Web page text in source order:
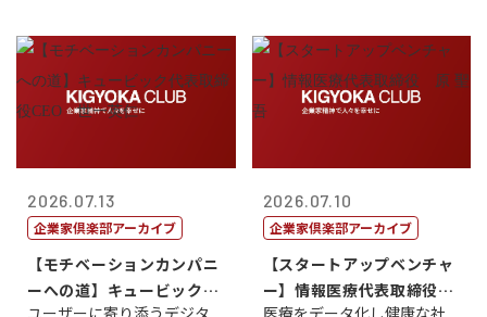
2026.07.13
企業家倶楽部アーカイブ
【モチベーションカンパニ
ーへの道】キュービック代
ユーザーに寄り添うデジタ
2026.07.10
企業家倶楽部アーカイブ
【スタートアップベンチャ
ー】情報医療代表取締役
医療をデータ化し健康な社